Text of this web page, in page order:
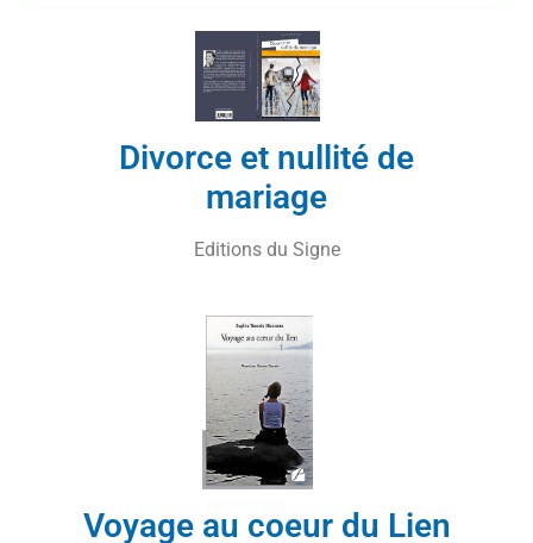
Divorce et nullité de
mariage
Editions du Signe
Voyage au coeur du Lien